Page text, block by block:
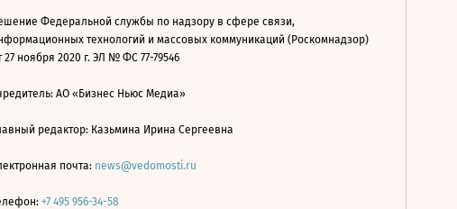
Федеральной службы по надзору в сфере связи,
технологий и массовых коммуникаций (Роскомнадзор)
27 ноября 2020 г. ЭЛ № ФС 77-79546
АО «Бизнес Ньюс Медиа»
редактор: Казьмина Ирина Сергеевна
почта: news@vedomosti.ru
+7 495 956-34-58